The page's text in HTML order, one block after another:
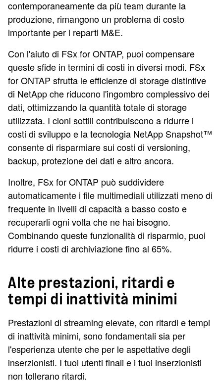
contemporaneamente da più team durante la
produzione, rimangono un problema di costo
importante per i reparti M&E.
Con l'aiuto di FSx for ONTAP, puoi compensare
queste sfide in termini di costi in diversi modi. FSx
for ONTAP sfrutta le efficienze di storage distintive
di NetApp che riducono l'ingombro complessivo dei
dati, ottimizzando la quantità totale di storage
utilizzata. I cloni sottili contribuiscono a ridurre i
costi di sviluppo e la tecnologia NetApp Snapshot™
consente di risparmiare sui costi di versioning,
backup, protezione dei dati e altro ancora.
Inoltre, FSx for ONTAP può suddividere
automaticamente i file multimediali utilizzati meno di
frequente in livelli di capacità a basso costo e
recuperarli ogni volta che ne hai bisogno.
Combinando queste funzionalità di risparmio, puoi
ridurre i costi di archiviazione fino al 65%.
Alte prestazioni, ritardi e
tempi di inattività minimi
Prestazioni di streaming elevate, con ritardi e tempi
di inattività minimi, sono fondamentali sia per
l'esperienza utente che per le aspettative degli
inserzionisti. I tuoi utenti finali e i tuoi inserzionisti
non tollerano ritardi.